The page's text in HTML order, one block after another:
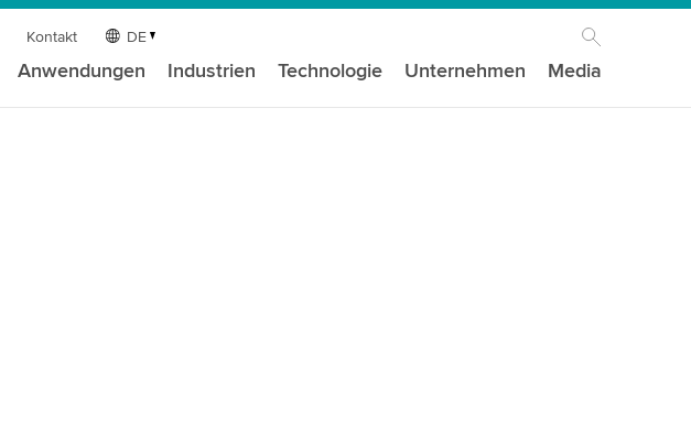
Kontakt DE
Anwendungen Industrien Technologie Unternehmen Media